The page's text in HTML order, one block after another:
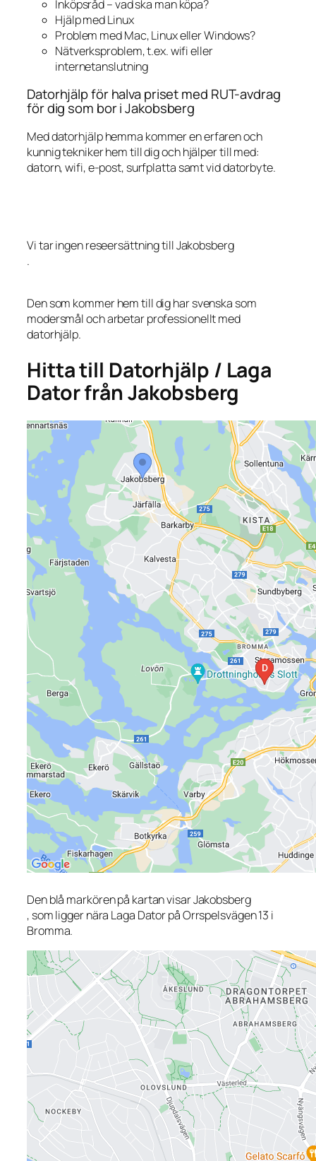
Inköpsråd – vad ska man köpa?
Hjälp med Linux
Problem med Mac, Linux eller Windows?
Nätverksproblem, t.ex. wifi eller
internetanslutning
Datorhjälp för halva priset med RUT-avdrag
för dig som bor i Jakobsberg
Med datorhjälp hemma kommer en erfaren och
kunnig tekniker hem till dig och hjälper till med:
datorn, wifi, e-post, surfplatta samt vid datorbyte.
Vi tar ingen reseersättning till Jakobsberg
.
Den som kommer hem till dig har svenska som
modersmål och arbetar professionellt med
datorhjälp.
Hitta till Datorhjälp / Laga
Dator från Jakobsberg
Den blå markören på kartan visar Jakobsberg
, som ligger nära Laga Dator på Orrspelsvägen 13 i
Bromma.